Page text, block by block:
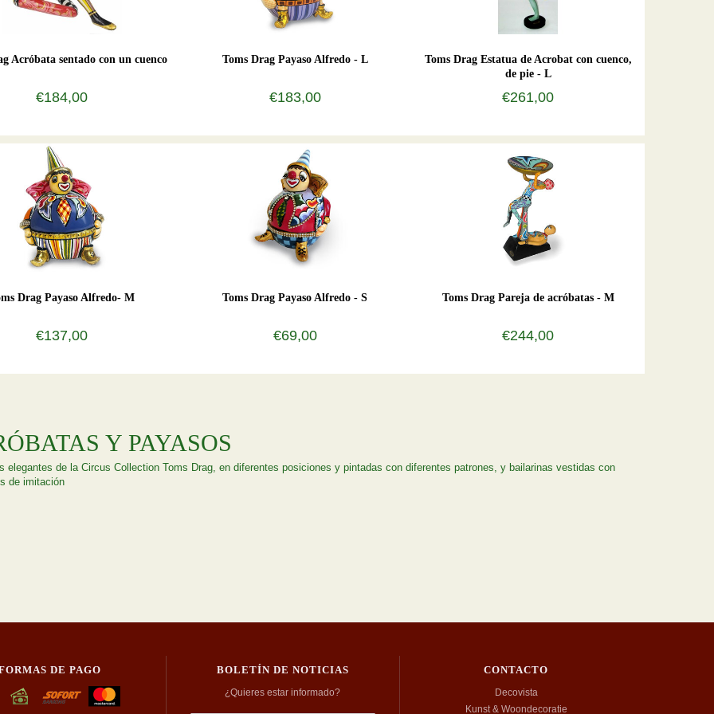
Acróbata sentado con un cuenco
€184,00
Toms Drag Payaso Alfredo - L
€183,00
Toms Drag Estatua de Acrobat con cuenco,
de pie - L
€261,00
Drag Payaso Alfredo- M
€137,00
Toms Drag Payaso Alfredo - S
€69,00
Toms Drag Pareja de acróbatas - M
€244,00
Y PAYASOS
elegantes de la Circus Collection Toms Drag, en diferentes posiciones y pintadas con diferentes patrones, y bailarinas vestidas con
de imitación
DE PAGO BOLETÍN DE NOTICIAS
¿Quieres estar informado?
CONTACTO
Decovista
Kunst & Woondecoratie